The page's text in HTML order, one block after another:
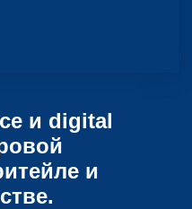
и digital
и